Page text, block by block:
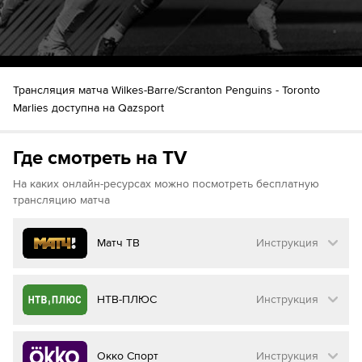
Трансляция матча Wilkes-Barre/Scranton Penguins - Toronto
Marlies доступна на Qazsport
Где смотреть на TV
На каких онлайн-ресурсах можно посмотреть бесплатную
трансляцию матча
Матч ТВ Инструкция
Как смотреть бесплатно трансляцию матча
Матч ТВ
Инструкция
НТВ-ПЛЮС Инструкция
Как смотреть бесплатно трансляцию матча
Окко Спорт Инструкция